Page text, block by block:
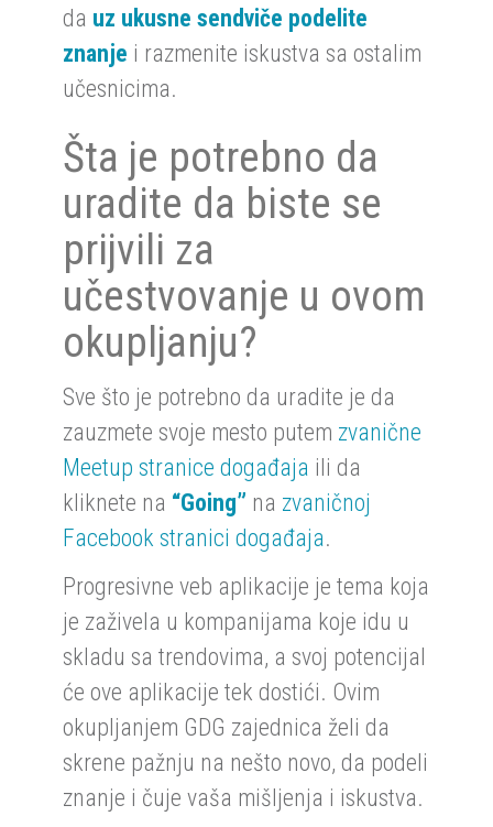
da uz ukusne sendviče podelite
znanje i razmenite iskustva sa ostalim
učesnicima.
Šta je potrebno da
uradite da biste se
prijvili za
učestvovanje u ovom
okupljanju?
Sve što je potrebno da uradite je da
zauzmete svoje mesto putem zvanične
Meetup stranice događaja ili da
kliknete na “Going” na zvaničnoj
Facebook stranici događaja.
Progresivne veb aplikacije je tema koja
je zaživela u kompanijama koje idu u
skladu sa trendovima, a svoj potencijal
će ove aplikacije tek dostići. Ovim
okupljanjem GDG zajednica želi da
skrene pažnju na nešto novo, da podeli
znanje i čuje vaša mišljenja i iskustva.